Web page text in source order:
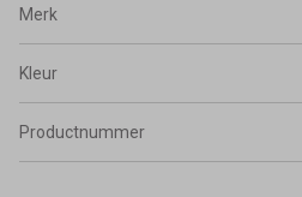
Merk
Kleur
Productnummer